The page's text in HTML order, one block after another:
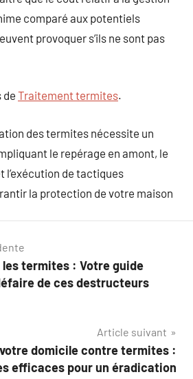
comparé aux potentiels
provoquer s’ils ne sont pas
de Traitement termites.
des termites nécessite un
le repérage en amont, le
de tactiques
la protection de votre maison
termites : Votre guide
de ces destructeurs
Article suivant
domicile contre termites :
efficaces pour un éradication